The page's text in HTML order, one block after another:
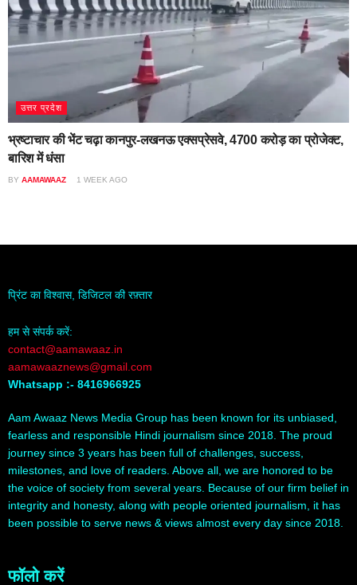
उत्तर प्रदेश
भ्रष्टाचार की भेंट चढ़ा कानपुर-लखनऊ एक्सप्रेसवे, 4700 करोड़ का प्रोजेक्ट,
बारिश में धंसा
BY AAMAWAAZ 1 WEEK AGO
प्रिंट का विश्वास, डिजिटल की रफ़्तार
हम से संपर्क करें:
contact@aamawaaz.in
aamawaaznews@gmail.com
Whatsapp :- 8416966925
Aam Awaaz News Media Group has been known for its unbiased,
fearless and responsible Hindi journalism since 2018. The proud
journey since 3 years has been full of challenges, success,
milestones, and love of readers. Above all, we are honored to be
the voice of society from several years. Because of our firm belief in
integrity and honesty, along with people oriented journalism, it has
been possible to serve news & views almost every day since 2018.
फॉलो करें